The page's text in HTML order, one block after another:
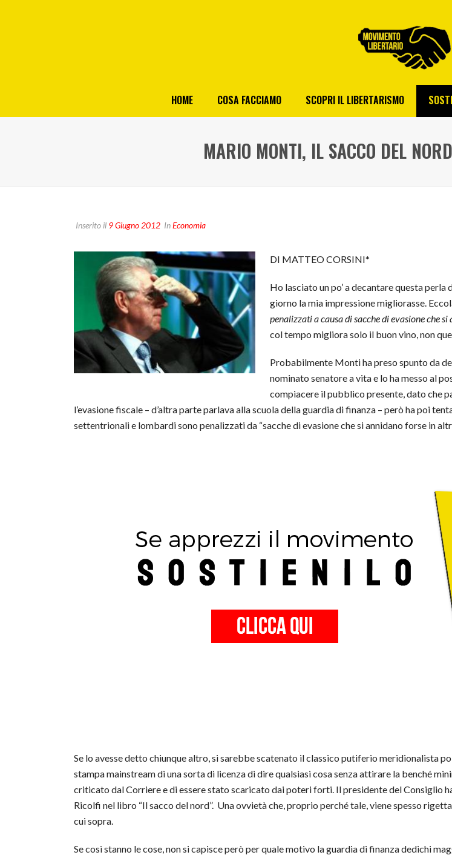
HOME COSA FACCIAMO SCOPRI IL LIBERTARISMO
MARIO MONTI, IL SACCO DEL
Inserito il 9 Giugno 2012 InEconomia
DI MATTEO CORSINI*
Ho lasciato un po’ a decantare questa
giorno la mia impressione migliorasse.
penalizzati a causa di sacche di evasione che
col tempo migliora solo il buon vino, non
Probabilmente Monti ha preso spunto da
nominato senatore a vita e lo ha messo al
compiacere il pubblico presente, dato che
l’evasione fiscale – d’altra parte parlava alla scuola della guardia di finanza – però ha poi
settentrionali e lombardi sono penalizzati da “sacche di evasione che si annidano forse in
Se lo avesse detto chiunque altro, si sarebbe scatenato il classico putiferio meridionalista
stampa mainstream di una sorta di licenza di dire qualsiasi cosa senza attirare la benché
criticato dal Corriere e di essere stato scaricato dai poteri forti. Il presidente del Consiglio
Ricolfi nel libro “Il sacco del nord”. Una ovvietà che, proprio perché tale, viene spesso
cui sopra.
Se così stanno le cose, non si capisce però per quale motivo la guardia di finanza dedichi